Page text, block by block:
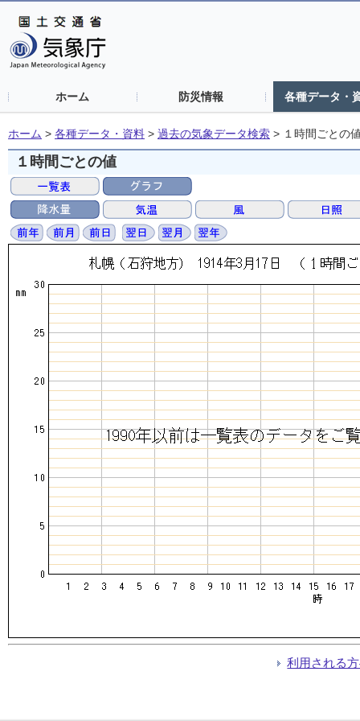
ホーム 防災情報 各種データ・
ホーム > 各種データ・資料 > 過去の気象データ検索 > １時間ごとの
１時間ごとの値
利用される